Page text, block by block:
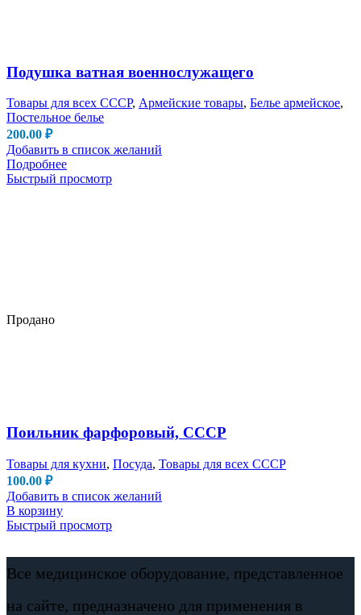
Продано
Подушка ватная военнослужащего
Товары для всех СССР, Армейские товары, Белье армейское,
Постельное белье
200.00 ₽
Добавить в список желаний
Подробнее
Быстрый просмотр
Поильник фарфоровый, СССР
Товары для кухни, Посуда, Товары для всех СССР
100.00 ₽
Добавить в список желаний
В корзину
Быстрый просмотр
Все медицинское оборудование, представленное
на сайте, предназначено для применения в